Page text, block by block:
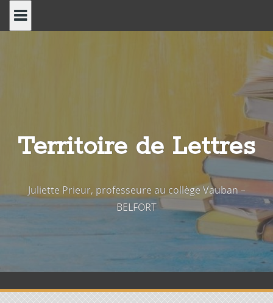
Territoire de Lettres
Juliette Prieur, professeure au collège Vauban –
BELFORT